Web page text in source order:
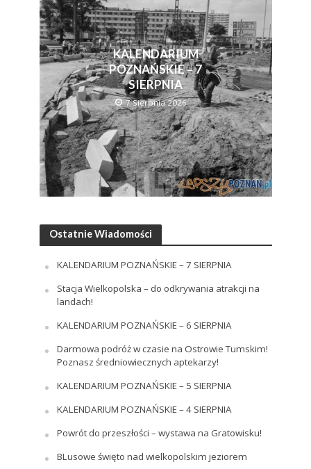
KALENDARIUM
POZNAŃSKIE – 7
SIERPNIA
7 Sierpnia 2026
Ostatnie Wiadomości
KALENDARIUM POZNAŃSKIE – 7 SIERPNIA
Stacja Wielkopolska – do odkrywania atrakcji na
landach!
KALENDARIUM POZNAŃSKIE – 6 SIERPNIA
Darmowa podróż w czasie na Ostrowie Tumskim!
Poznasz średniowiecznych aptekarzy!
KALENDARIUM POZNAŃSKIE – 5 SIERPNIA
KALENDARIUM POZNAŃSKIE – 4 SIERPNIA
Powrót do przeszłości – wystawa na Gratowisku!
BLusowe święto nad wielkopolskim jeziorem